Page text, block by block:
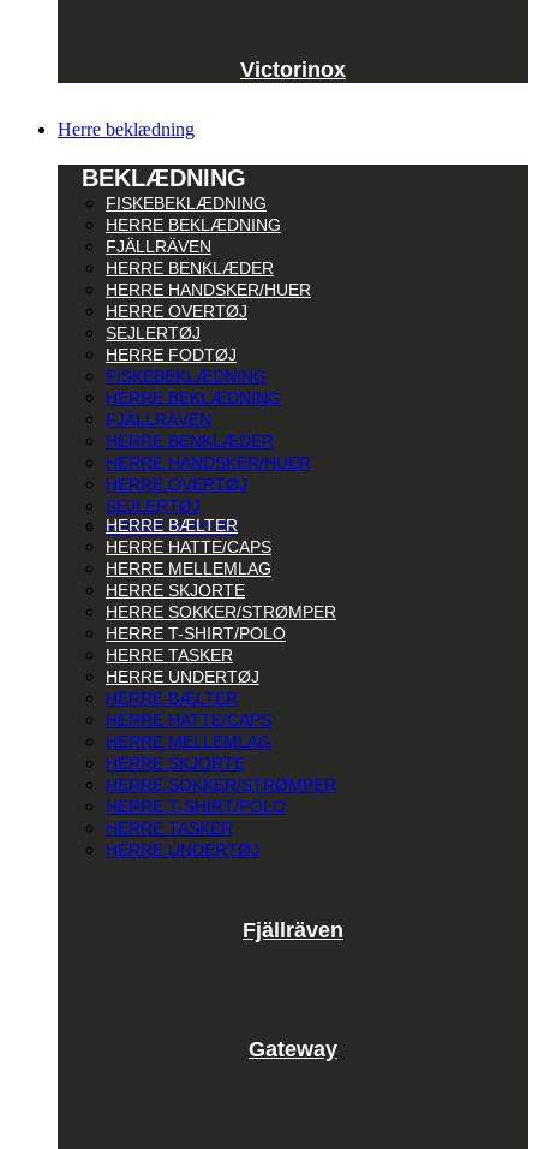
Victorinox
Herre beklædning
BEKLÆDNING
FISKEBEKLÆDNING
HERRE BEKLÆDNING
FJÄLLRÄVEN
HERRE BENKLÆDER
HERRE HANDSKER/HUER
HERRE OVERTØJ
SEJLERTØJ
HERRE FODTØJ
FISKEBEKLÆDNING
HERRE BEKLÆDNING
FJÄLLRÄVEN
HERRE BENKLÆDER
HERRE HANDSKER/HUER
HERRE OVERTØJ
SEJLERTØJ
HERRE FODTØJ
HERRE BÆLTER
HERRE HATTE/CAPS
HERRE MELLEMLAG
HERRE SKJORTE
HERRE SOKKER/STRØMPER
HERRE T-SHIRT/POLO
HERRE TASKER
HERRE UNDERTØJ
HERRE BÆLTER
HERRE HATTE/CAPS
HERRE MELLEMLAG
HERRE SKJORTE
HERRE SOKKER/STRØMPER
HERRE T-SHIRT/POLO
HERRE TASKER
HERRE UNDERTØJ
Fjällräven
Gateway